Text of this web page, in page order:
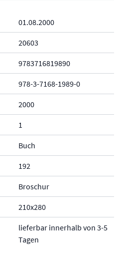
01.08.2000
20603
9783716819890
978-3-7168-1989-0
2000
1
Buch
192
Broschur
210x280
lieferbar innerhalb von 3-5
Tagen